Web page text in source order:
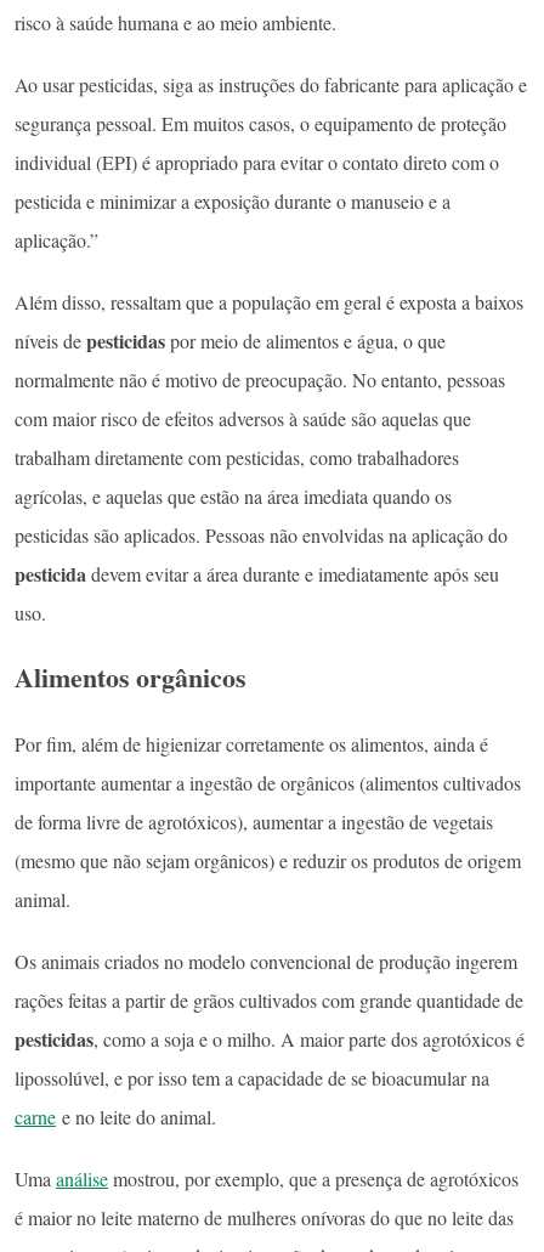
risco à saúde humana e ao meio ambiente.
Ao usar pesticidas, siga as instruções do fabricante para aplicação e
segurança pessoal. Em muitos casos, o equipamento de proteção
individual (EPI) é apropriado para evitar o contato direto com o
pesticida e minimizar a exposição durante o manuseio e a
aplicação.”
Além disso, ressaltam que a população em geral é exposta a baixos
níveis depesticidaspor meio de alimentos e água, o que
normalmente não é motivo de preocupação. No entanto, pessoas
com maior risco de efeitos adversos à saúde são aquelas que
trabalham diretamente com pesticidas, como trabalhadores
agrícolas, e aquelas que estão na área imediata quando os
pesticidas são aplicados. Pessoas não envolvidas na aplicação do
pesticidadevem evitar a área durante e imediatamente após seu
uso.
Alimentos orgânicos
Por fim, além de higienizar corretamente os alimentos, ainda é
importante aumentar a ingestão de orgânicos (alimentos cultivados
de forma livre de agrotóxicos), aumentar a ingestão de vegetais
(mesmo que não sejam orgânicos) e reduzir os produtos de origem
animal.
Os animais criados no modelo convencional de produção ingerem
rações feitas a partir de grãos cultivados com grande quantidade de
pesticidas, como a soja e o milho. A maior parte dos agrotóxicos é
lipossolúvel, e por isso tem a capacidade de se bioacumular na
carne e no leite do animal.
Uma análisemostrou, por exemplo, que a presença de agrotóxicos
é maior no leite materno de mulheres onívoras do que no leite das